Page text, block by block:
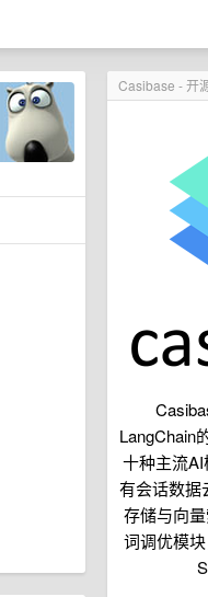
Casibase - 开
LangChain
十种主流
有会话数据
存储与向
词调优模